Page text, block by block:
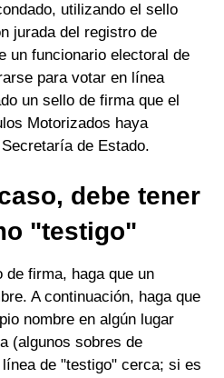
utilizando el sello
jurada del registro de
un funcionario electoral de
para votar en línea
un sello de firma que el
Motorizados haya
de Estado.
debe tener
"testigo"
firma, haga que un
A continuación, haga que
nombre en algún lugar
(algunos sobres de
de "testigo" cerca; si es